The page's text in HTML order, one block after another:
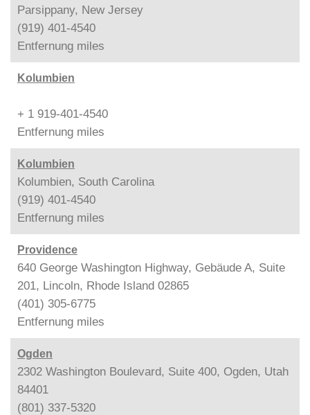
Parsippany, New Jersey
(919) 401-4540
Entfernung miles
Kolumbien
+ 1 919-401-4540
Entfernung miles
Kolumbien
Kolumbien, South Carolina
(919) 401-4540
Entfernung miles
Providence
640 George Washington Highway, Gebäude A, Suite
201, Lincoln, Rhode Island 02865
(401) 305-6775
Entfernung miles
Ogden
2302 Washington Boulevard, Suite 400, Ogden, Utah
84401
(801) 337-5320